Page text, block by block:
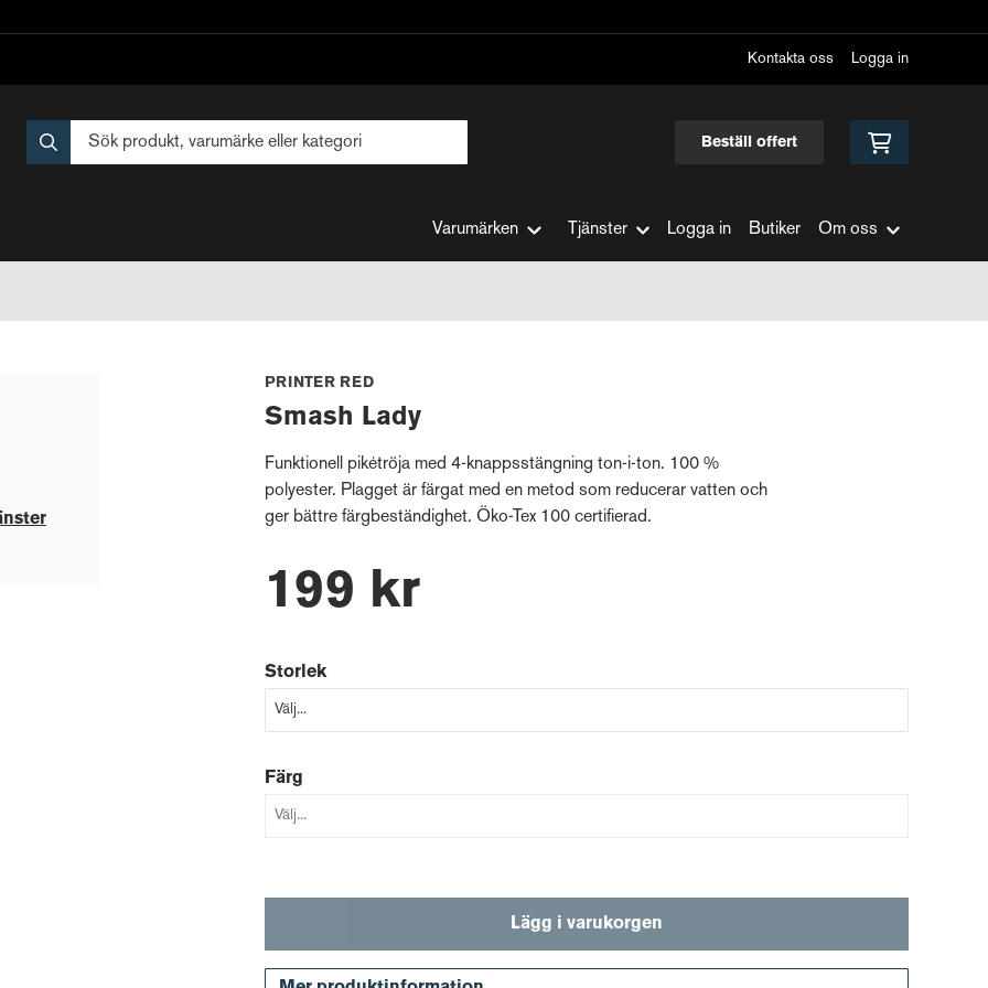
Kontakta oss Logga in
Beställ offert
Varumärken Tjänster Logga in Butiker Om oss
PRINTER RED
Smash Lady
Funktionell pikétröja med 4-knappsstängning ton-i-ton. 100 %
polyester. Plagget är färgat med en metod som reducerar vatten och
ger bättre färgbeständighet. Öko-Tex 100 certifierad.
199 kr
Storlek
Färg
Lägg i varukorgen